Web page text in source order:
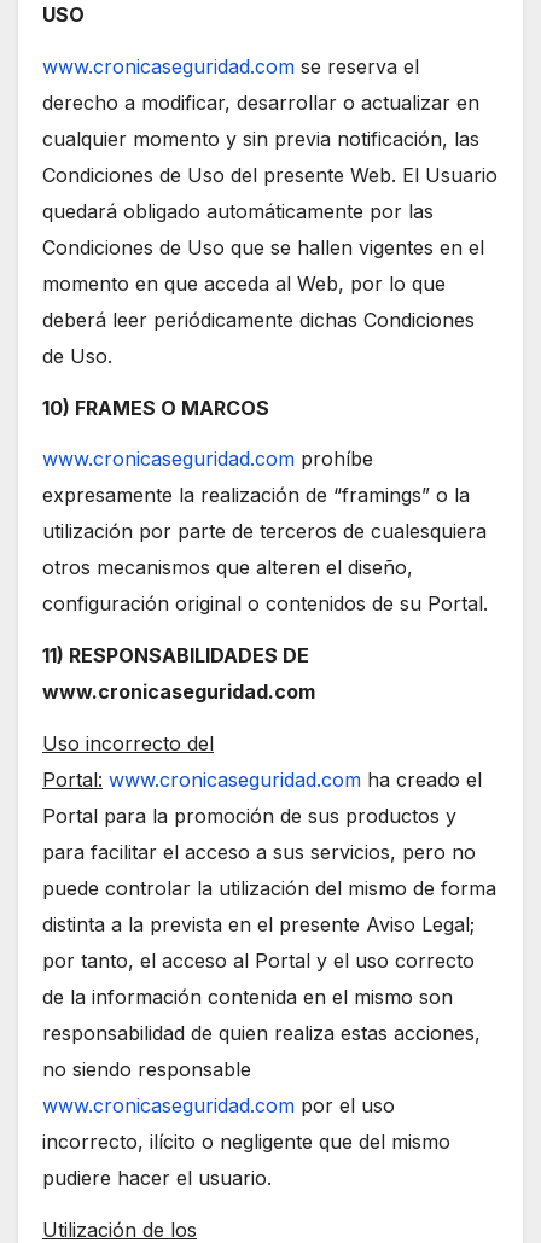
USO
www.cronicaseguridad.com se reserva el
derecho a modificar, desarrollar o actualizar en
cualquier momento y sin previa notificación, las
Condiciones de Uso del presente Web. El Usuario
quedará obligado automáticamente por las
Condiciones de Uso que se hallen vigentes en el
momento en que acceda al Web, por lo que
deberá leer periódicamente dichas Condiciones
de Uso.
10) FRAMES O MARCOS
www.cronicaseguridad.com prohíbe
expresamente la realización de “framings” o la
utilización por parte de terceros de cualesquiera
otros mecanismos que alteren el diseño,
configuración original o contenidos de su Portal.
11) RESPONSABILIDADES DE
www.cronicaseguridad.com
Uso incorrecto del
Portal: www.cronicaseguridad.com ha creado el
Portal para la promoción de sus productos y
para facilitar el acceso a sus servicios, pero no
puede controlar la utilización del mismo de forma
distinta a la prevista en el presente Aviso Legal;
por tanto, el acceso al Portal y el uso correcto
de la información contenida en el mismo son
responsabilidad de quien realiza estas acciones,
no siendo responsable
www.cronicaseguridad.com por el uso
incorrecto, ilícito o negligente que del mismo
pudiere hacer el usuario.
Utilización de los